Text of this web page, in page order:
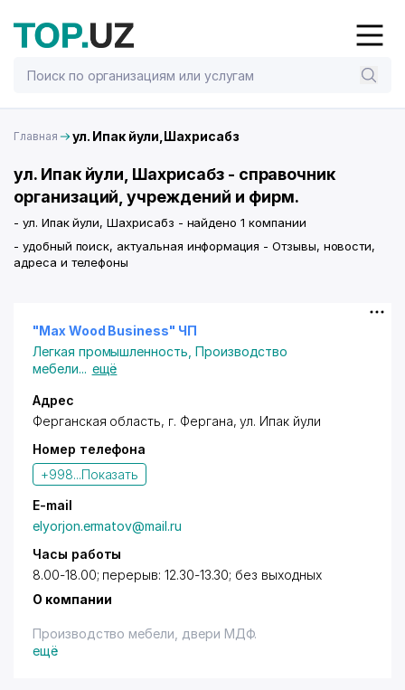
Главная ул. Ипак йули,Шахрисабз
ул. Ипак йули, Шахрисабз - справочник
организаций, учреждений и фирм.
- ул. Ипак йули, Шахрисабз - найдено 1 компании
- удобный поиск, актуальная информация - Отзывы, новости,
адреса и телефоны
"Max Wood Business" ЧП
Легкая промышленность Производство
мебели... ещё
Адрес
Ферганская область, г. Фергана,ул. Ипак йули
Номер телефона
+998...Показать
E-mail
elyorjon.ermatov@mail.ru
Часы работы
8.00-18.00; перерыв: 12.30-13.30; без выходных
О компании
Производство мебели, двери МДФ.
ещё